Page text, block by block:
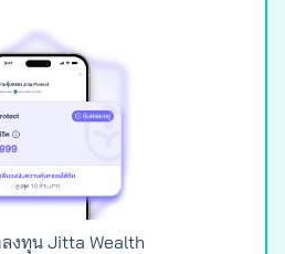
งทุน Jitta Wealth